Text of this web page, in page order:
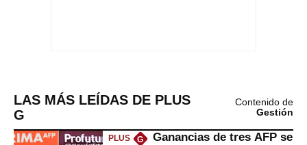
LAS MÁS LEÍDAS DE PLUS
G
Contenido de
Gestión
PLUS G
Ganancias de tres AFP se